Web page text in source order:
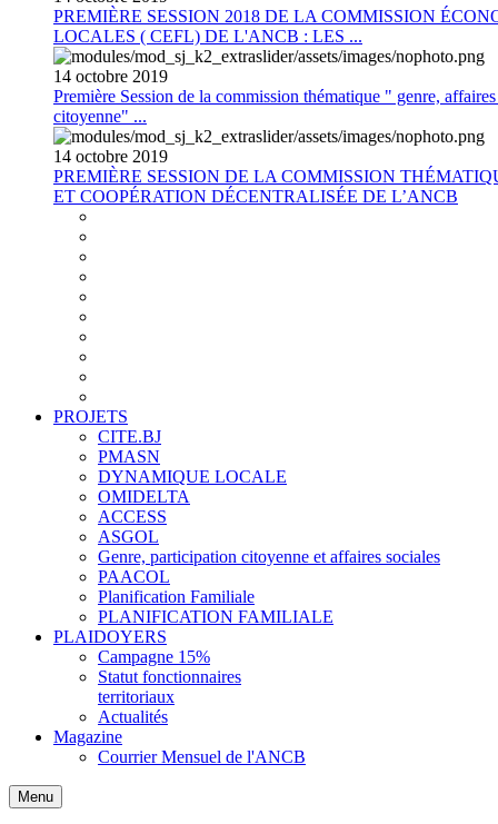
PREMIÈRE SESSION 2018 DE LA COMMISSION
LOCALES ( CEFL) DE L'ANCB : LES ...
14 octobre 2019
Première Session de la commission thématique " genre,
citoyenne" ...
14 octobre 2019
PREMIÈRE SESSION DE LA COMMISSION
ET COOPÉRATION DÉCENTRALISÉE DE L’ANCB
PROJETS
CITE.BJ
PMASN
DYNAMIQUE LOCALE
OMIDELTA
ACCESS
ASGOL
Genre, participation citoyenne et affaires sociales
PAACOL
Planification Familiale
PLANIFICATION FAMILIALE
PLAIDOYERS
Campagne 15%
Statut fonctionnaires
territoriaux
Actualités
Magazine
Courrier Mensuel de l'ANCB
Menu